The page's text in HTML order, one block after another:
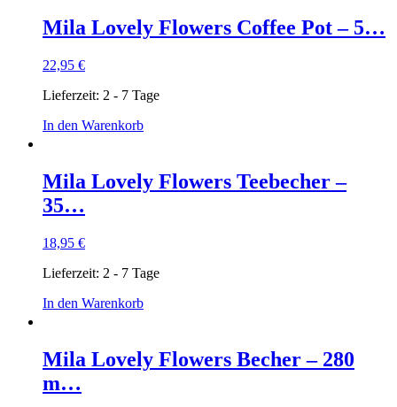
Mila Lovely Flowers Coffee Pot – 5…
22,95 €
Lieferzeit: 2 - 7 Tage
In den Warenkorb
Mila Lovely Flowers Teebecher –
35…
18,95 €
Lieferzeit: 2 - 7 Tage
In den Warenkorb
Mila Lovely Flowers Becher – 280
m…